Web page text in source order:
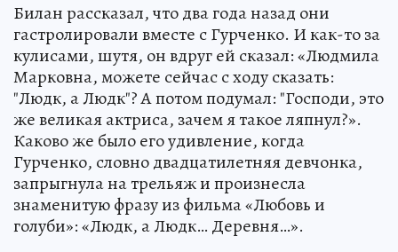
Билан рассказал, что два года назад они
гастролировали вместе с Гурченко. И как-то за
кулисами, шутя, он вдруг ей сказал: «Людмила
Марковна, можете сейчас с ходу сказать:
"Людк, а Людк"? А потом подумал: "Господи, это
же великая актриса, зачем я такое ляпнул?».
Каково же было его удивление, когда
Гурченко, словно двадцатилетняя девчонка,
запрыгнула на трельяж и произнесла
знаменитую фразу из фильма «Любовь и
голуби»: «Людк, а Людк… Деревня…».